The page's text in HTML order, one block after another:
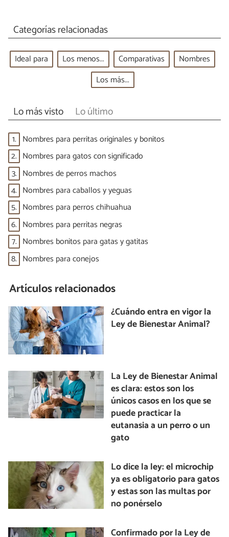
Categorías relacionadas
Ideal para Los menos... Comparativas
Nombres
Los más...
Lo más visto Lo último
1. Nombres para perritas originales y bonitos
2. Nombres para gatos con significado
3. Nombres de perros machos
4. Nombres para caballos y yeguas
5. Nombres para perros chihuahua
6. Nombres para perritas negras
7. Nombres bonitos para gatas y gatitas
8. Nombres para conejos
Artículos relacionados
¿Cuándo entra en vigor la
Ley de Bienestar Animal?
La Ley de Bienestar Animal
es clara: estos son los
únicos casos en los que se
puede practicar la
eutanasia a un perro o un
gato
Lo dice la ley: el microchip
ya es obligatorio para gatos
y estas son las multas por
no ponérselo
Confirmado por la Ley de